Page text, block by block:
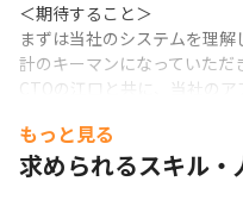
＜期待すること＞
まずは当社のシステムを理
計のキーマンになっていただ
CTOの江口と共に、当社の
＜ミッション＞
洗練されたUI/UXによる漫画
もっと見る
求められるスキル・